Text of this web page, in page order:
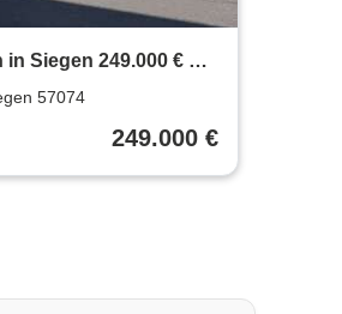
Siegen 249.000 € 94
57074
249.000 €